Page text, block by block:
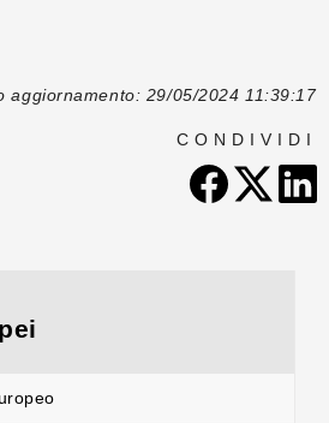
aggiornamento: 29/05/2024 11:39:17
CONDIVIDI